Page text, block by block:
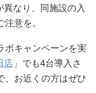
なり、同施設の入
意を。
ボキャンペーンを実
店 」でも4台導入さ
、お近くの方はぜひ